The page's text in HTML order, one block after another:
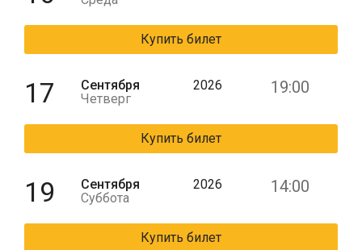
Купить билет
17
Сентября
Четверг
2026 19:00
Купить билет
19
Сентября
Суббота
2026 14:00
Купить билет